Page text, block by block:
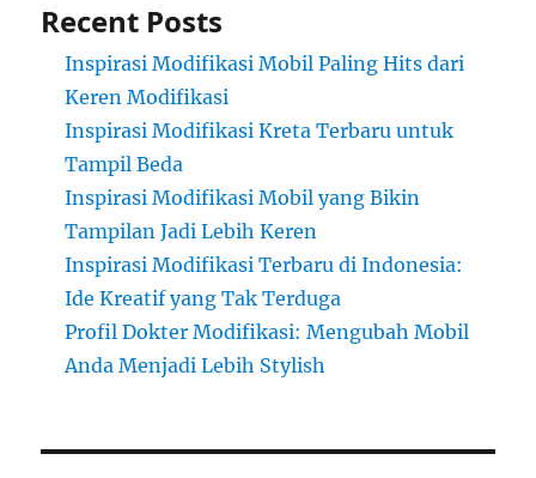
Recent Posts
Inspirasi Modifikasi Mobil Paling Hits dari
Keren Modifikasi
Inspirasi Modifikasi Kreta Terbaru untuk
Tampil Beda
Inspirasi Modifikasi Mobil yang Bikin
Tampilan Jadi Lebih Keren
Inspirasi Modifikasi Terbaru di Indonesia:
Ide Kreatif yang Tak Terduga
Profil Dokter Modifikasi: Mengubah Mobil
Anda Menjadi Lebih Stylish